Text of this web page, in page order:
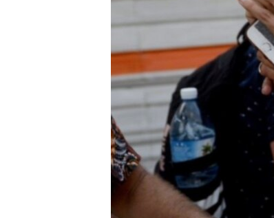
DESINFORMACIÓN RUSA EN
LA INVASIÓN DE RUSIA A UCRANIA